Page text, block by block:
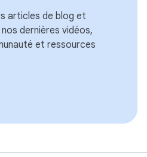
articles de blog et
dernières vidéos,
et ressources